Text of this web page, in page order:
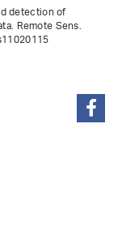
detection of
Remote Sens.